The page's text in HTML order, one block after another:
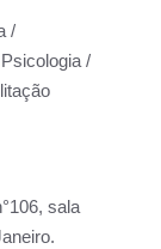
/
/
sala